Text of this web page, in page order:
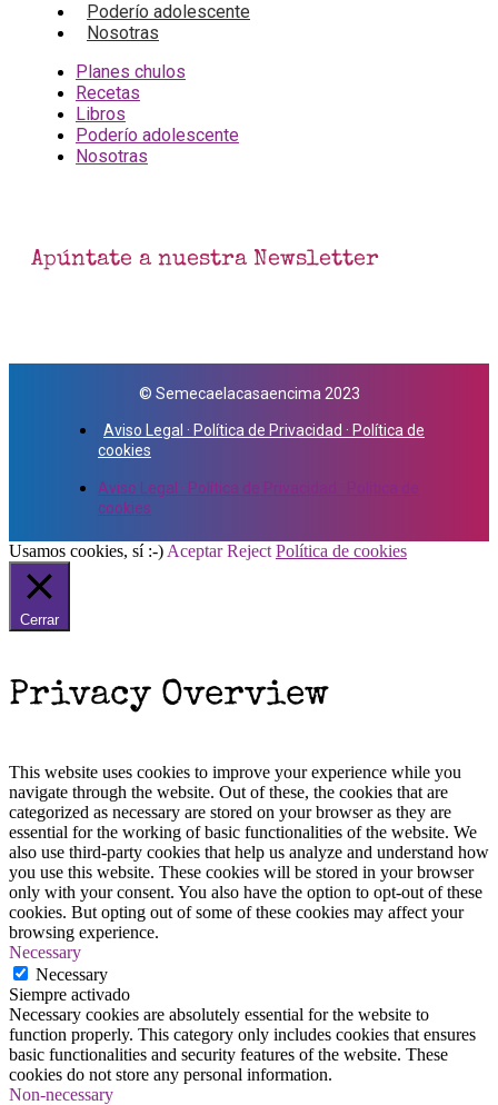
Poderío adolescente
Nosotras
Planes chulos
Recetas
Libros
Poderío adolescente
Nosotras
Apúntate a nuestra Newsletter
© Semecaelacasaencima 2023
Aviso Legal · Política de Privacidad · Política de
cookies
Aviso Legal · Política de Privacidad · Política de
cookies
Usamos cookies, sí :-)Aceptar Reject Política de cookies
Cerrar
Privacy Overview
This website uses cookies to improve your experience while you
navigate through the website. Out of these, the cookies that are
categorized as necessary are stored on your browser as they are
essential for the working of basic functionalities of the website. We
also use third-party cookies that help us analyze and understand how
you use this website. These cookies will be stored in your browser
only with your consent. You also have the option to opt-out of these
cookies. But opting out of some of these cookies may affect your
browsing experience.
Necessary
Necessary
Siempre activado
Necessary cookies are absolutely essential for the website to
function properly. This category only includes cookies that ensures
basic functionalities and security features of the website. These
cookies do not store any personal information.
Non-necessary